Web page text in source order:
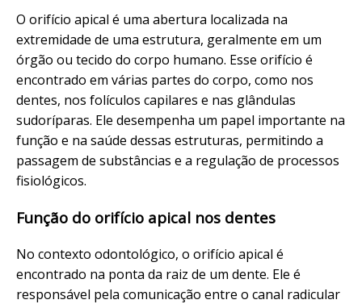
O orifício apical é uma abertura localizada na
extremidade de uma estrutura, geralmente em um
órgão ou tecido do corpo humano. Esse orifício é
encontrado em várias partes do corpo, como nos
dentes, nos folículos capilares e nas glândulas
sudoríparas. Ele desempenha um papel importante na
função e na saúde dessas estruturas, permitindo a
passagem de substâncias e a regulação de processos
fisiológicos.
Função do orifício apical nos dentes
No contexto odontológico, o orifício apical é
encontrado na ponta da raiz de um dente. Ele é
responsável pela comunicação entre o canal radicular